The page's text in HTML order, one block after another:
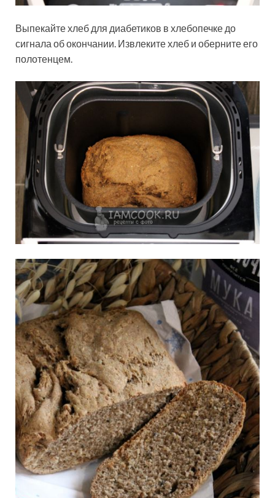
Выпекайте хлеб для диабетиков в хлебопечке до
сигнала об окончании. Извлеките хлеб и оберните его
полотенцем.